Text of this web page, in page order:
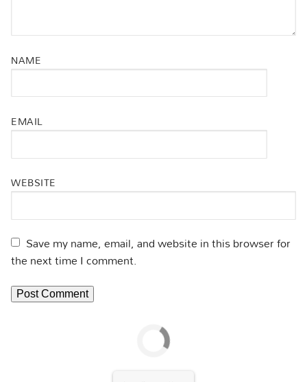
NAME
EMAIL
WEBSITE
Save my name, email, and website in this browser for
the next time I comment.